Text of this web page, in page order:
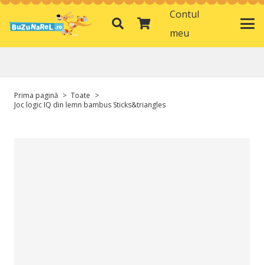
Contul
meu
Prima pagină > Toate >
Joc logic IQ din lemn bambus Sticks&triangles